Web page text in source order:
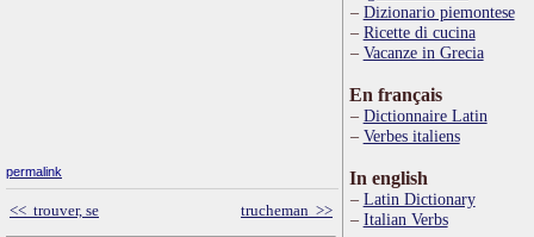
permalink
<< trouver, se trucheman >>
Dizionario piemontese
Ricette di cucina
Vacanze in Grecia
En français
Dictionnaire Latin
Verbes italiens
In english
Latin Dictionary
Italian Verbs